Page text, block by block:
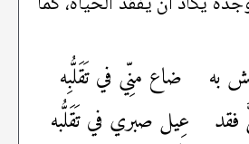
به
ضاع منِّي في تَقَلُّبِه
فقد
عِيل صبري في تَقَلُّبه